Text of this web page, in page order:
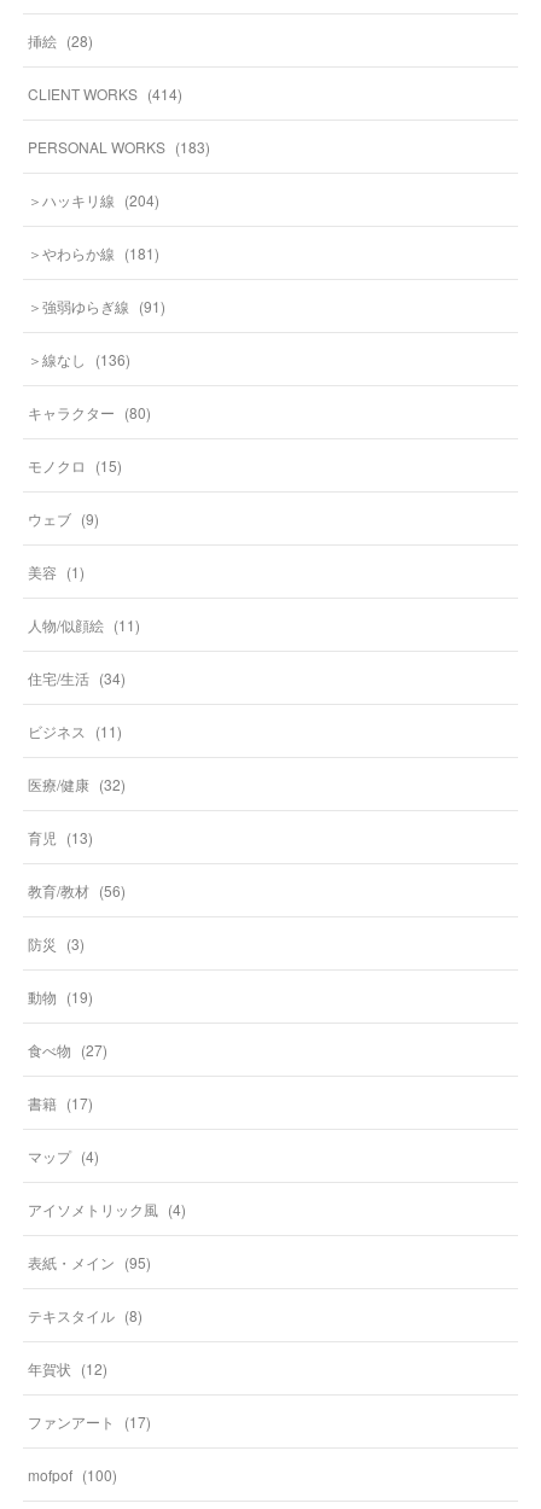
挿絵 (28)
CLIENT WORKS (414)
PERSONAL WORKS (183)
＞ハッキリ線 (204)
＞やわらか線 (181)
＞強弱ゆらぎ線 (91)
＞線なし (136)
キャラクター (80)
モノクロ (15)
ウェブ (9)
美容 (1)
人物/似顔絵 (11)
住宅/生活 (34)
ビジネス (11)
医療/健康 (32)
育児 (13)
教育/教材 (56)
防災 (3)
動物 (19)
食べ物 (27)
書籍 (17)
マップ (4)
アイソメトリック風 (4)
表紙・メイン (95)
テキスタイル (8)
年賀状 (12)
ファンアート (17)
mofpof (100)